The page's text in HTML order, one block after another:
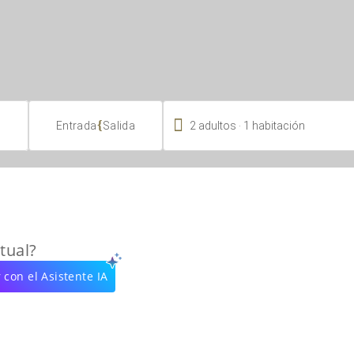
Entrada{Salida  2 adultos 1 habitación
con el Asistente IA